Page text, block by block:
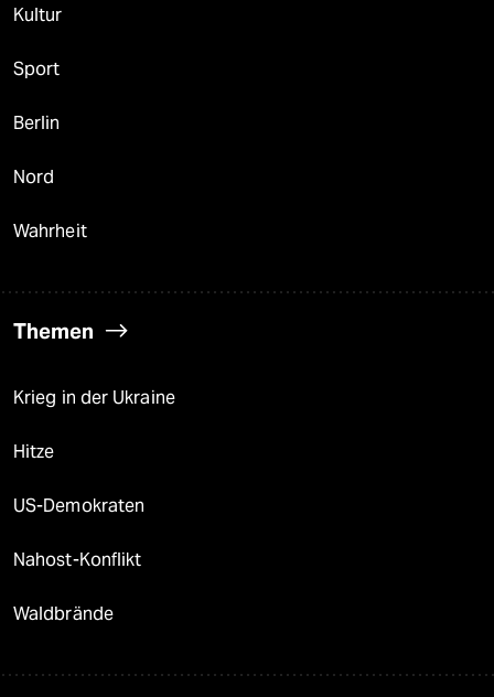
Kultur
Sport
Berlin
Nord
Wahrheit
Themen
Krieg in der Ukraine
Hitze
US-Demokraten
Nahost-Konflikt
Waldbrände